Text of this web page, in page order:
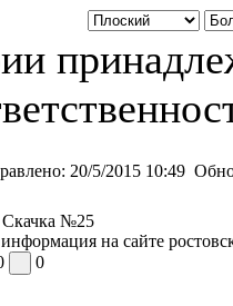
20/5/2015 10:49
Скачка №25
на сайте
0